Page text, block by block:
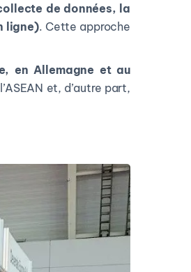
de données, la
ligne). Cette approche
en Allemagne et au
et, d’autre part,